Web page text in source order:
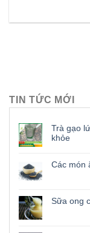
TIN TỨC MỚI
Trà gạo
khỏe
Các món
Sữa ong